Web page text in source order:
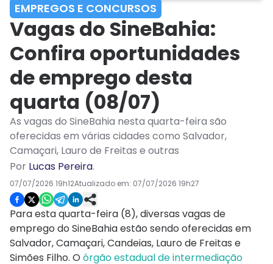
EMPREGOS E CONCURSOS
Vagas do SineBahia:
Confira oportunidades
de emprego desta
quarta (08/07)
As vagas do SineBahia nesta quarta-feira são
oferecidas em várias cidades como Salvador,
Camaçari, Lauro de Freitas e outras
Por Lucas Pereira.
07/07/2026 19h12Atualizado em: 07/07/2026 19h27
Para esta quarta-feira (8), diversas vagas de
emprego do SineBahia estão sendo oferecidas em
Salvador, Camaçari, Candeias, Lauro de Freitas e
Simões Filho. O órgão estadual de intermediação